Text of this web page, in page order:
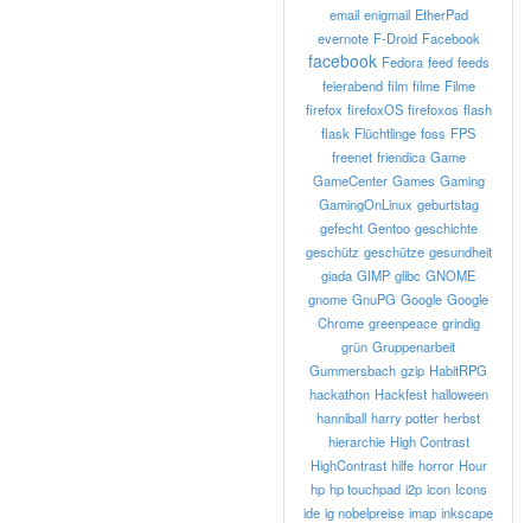
email enigmail EtherPad
evernote F-Droid Facebook
facebook Fedora feed feeds
feierabend film filme Filme
firefox firefoxOS firefoxos flash
flask Flüchtlinge foss FPS
freenet friendica Game
GameCenter Games Gaming
GamingOnLinux geburtstag
gefecht Gentoo geschichte
geschütz geschütze gesundheit
giada GIMP glibc GNOME
gnome GnuPG Google Google
Chrome greenpeace grindig
grün Gruppenarbeit
Gummersbach gzip HabitRPG
hackathon Hackfest halloween
hanniball harry potter herbst
hierarchie High Contrast
HighContrast hilfe horror Hour
hp hp touchpad i2p icon Icons
ide ig nobelpreise imap inkscape